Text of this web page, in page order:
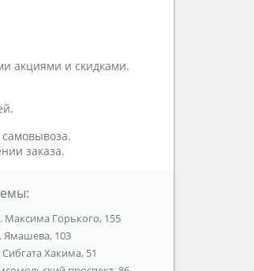
акциями и скидками.
заказа.
Максима Горького, 155
Ямашева, 103
Сибгата Хакима, 51